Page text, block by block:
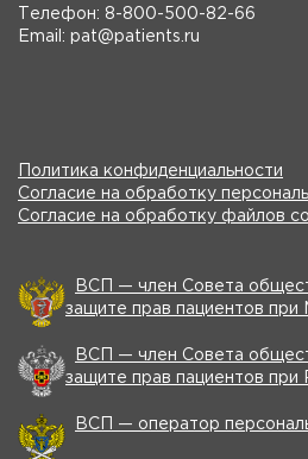
Телефон: 8-800-500-82-66
Email: pat@patients.ru
Политика конфиденциальности
Согласие на обработку
Согласие на обработку файлов
ВСП — член Совета
защите прав пациентов при
ВСП — член Совета
защите прав пациентов при
ВСП — оператор